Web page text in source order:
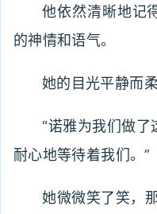
他依然清晰地记
的神情和语气。
她的目光平静而
“诺雅为我们做
耐心地等待着我们。”
她微微笑了笑，